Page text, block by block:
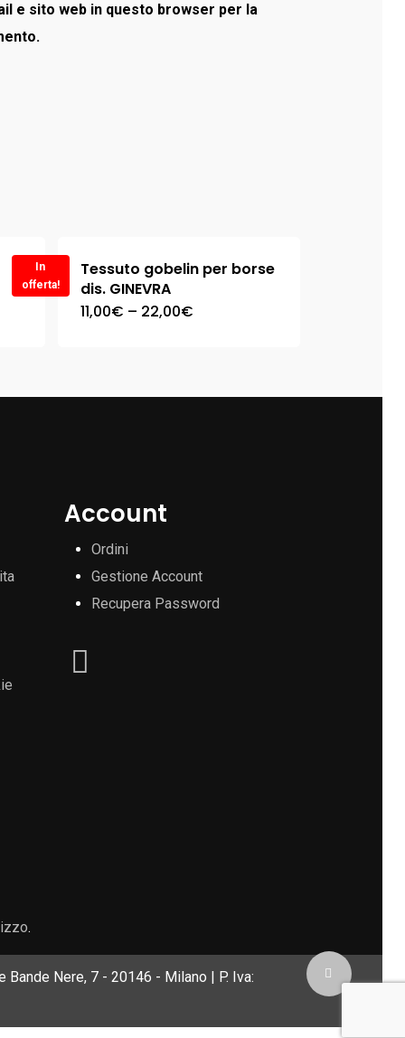
e sito web in questo browser per la
In
offerta!
Tessuto gobelin per borse
dis. GINEVRA
11,00€ – 22,00€
Account
Ordini
Gestione Account
Recupera Password
.
Nere, 7 - 20146 - Milano | P. Iva: